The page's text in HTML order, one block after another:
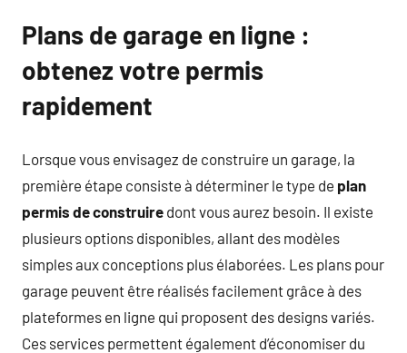
Plans de garage en ligne :
obtenez votre permis
rapidement
Lorsque vous envisagez de construire un garage, la
première étape consiste à déterminer le type de plan
permis de construire dont vous aurez besoin. Il existe
plusieurs options disponibles, allant des modèles
simples aux conceptions plus élaborées. Les plans pour
garage peuvent être réalisés facilement grâce à des
plateformes en ligne qui proposent des designs variés.
Ces services permettent également d’économiser du